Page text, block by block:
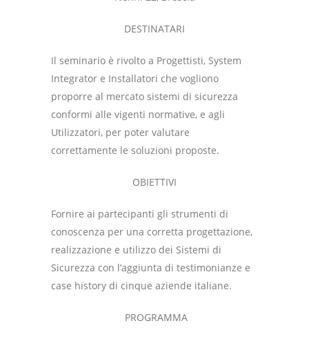
DESTINATARI
Il seminario è rivolto a Progettisti, System
Integrator e Installatori che vogliono
proporre al mercato sistemi di sicurezza
conformi alle vigenti normative, e agli
Utilizzatori, per poter valutare
correttamente le soluzioni proposte.
OBIETTIVI
Fornire ai partecipanti gli strumenti di
conoscenza per una corretta progettazione,
realizzazione e utilizzo dei Sistemi di
Sicurezza con l’aggiunta di testimonianze e
case history di cinque aziende italiane.
PROGRAMMA